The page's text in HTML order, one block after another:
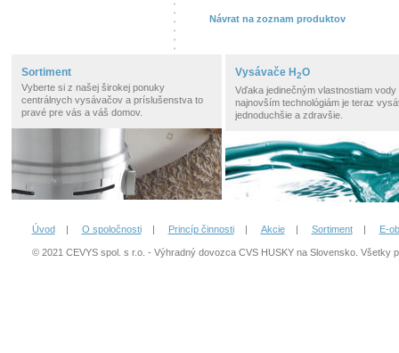
Návrat na zoznam produktov
Sortiment
Vyberte si z našej širokej ponuky
centrálnych vysávačov a príslušenstva to
pravé pre vás a váš domov.
Vysávače H 2O
Vďaka jedinečným vlastnostiam vody
najnovším technológiám je teraz
jednoduchšie a zdravšie.
Úvod| O spoločnosti| Princíp činnosti| Akcie| Sortiment| E-
© 2021 CEVYS spol. s r.o. - Výhradný dovozca CVS HUSKY na Slovensko.